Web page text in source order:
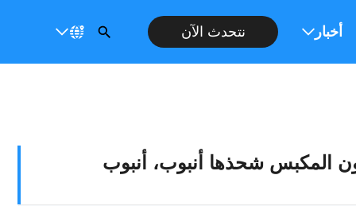
أخبار نتحدث الآن
- 30 ميكرون المكبس شحذها أنبوب، أنبوب